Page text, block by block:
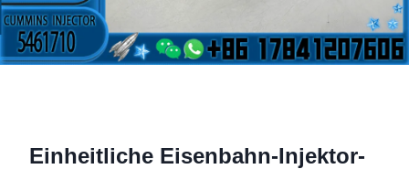
Einheitliche Eisenbahn-Injektor-